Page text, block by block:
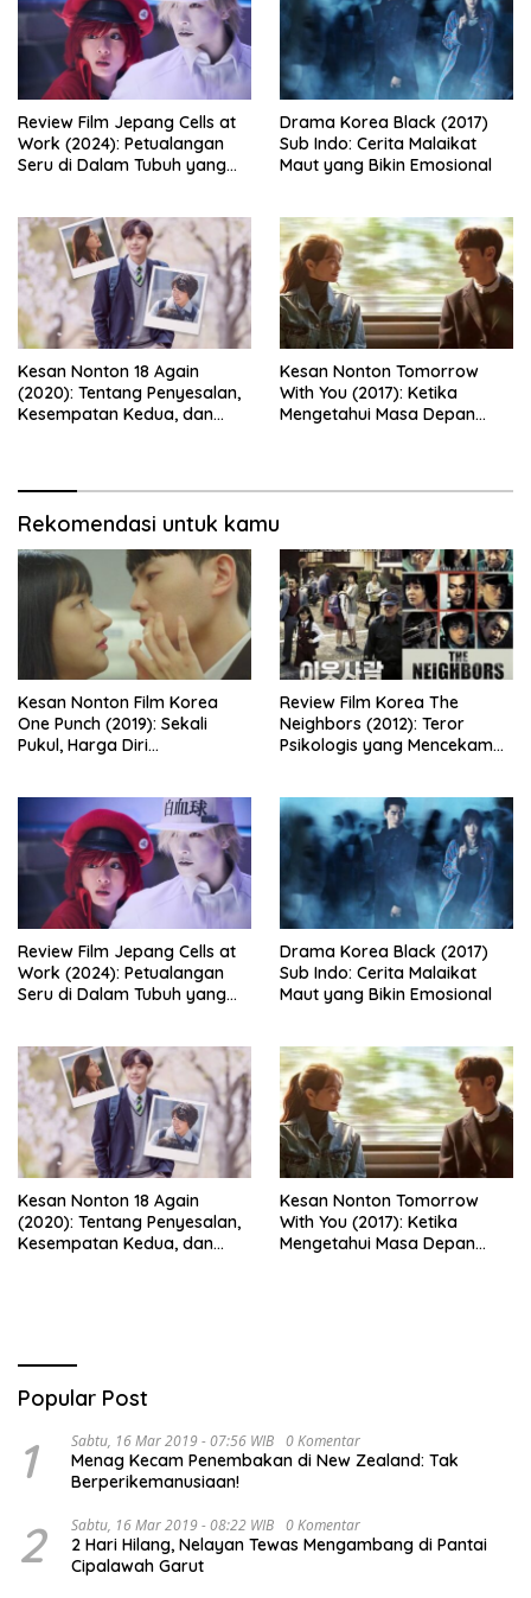
Review Film Jepang Cells at
Work (2024): Petualangan
Seru di Dalam Tubuh yang
Drama Korea Black (2017)
Sub Indo: Cerita Malaikat
Maut yang Bikin Emosional
Kesan Nonton 18 Again
(2020): Tentang Penyesalan,
Kesempatan Kedua, dan
Kesan Nonton Tomorrow
With You (2017): Ketika
Mengetahui Masa Depan
Rekomendasi untuk kamu
Kesan Nonton Film Korea
One Punch (2019): Sekali
Pukul, Harga Diri
Review Film Korea The
Neighbors (2012): Teror
Psikologis yang Mencekam
Review Film Jepang Cells at
Work (2024): Petualangan
Seru di Dalam Tubuh yang
Drama Korea Black (2017)
Sub Indo: Cerita Malaikat
Maut yang Bikin Emosional
Kesan Nonton 18 Again
(2020): Tentang Penyesalan,
Kesempatan Kedua, dan
Kesan Nonton Tomorrow
With You (2017): Ketika
Mengetahui Masa Depan
Popular Post
1 Sabtu, 16 Mar 2019 - 07:56 WIB 0 Komentar
Menag Kecam Penembakan di New Zealand: Tak
Berperikemanusiaan!
2 Sabtu, 16 Mar 2019 - 08:22 WIB 0 Komentar
2 Hari Hilang, Nelayan Tewas Mengambang di Pantai
Cipalawah Garut